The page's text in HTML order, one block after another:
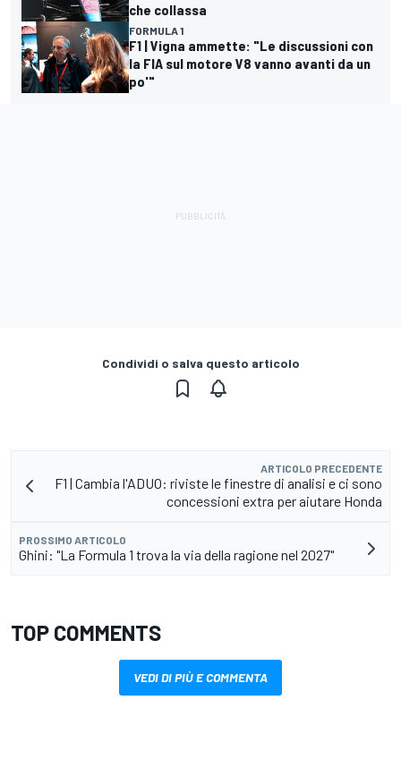
che collassa
FORMULA 1
F1 | Vigna ammette: "Le discussioni con
la FIA sul motore V8 vanno avanti da un
po'"
Condividi o salva questo articolo
ARTICOLO PRECEDENTE
F1 | Cambia l'ADUO: riviste le finestre di analisi e ci sono
concessioni extra per aiutare Honda
PROSSIMO ARTICOLO
Ghini: "La Formula 1 trova la via della ragione nel 2027"
TOP COMMENTS
VEDI DI PIÙ E COMMENTA